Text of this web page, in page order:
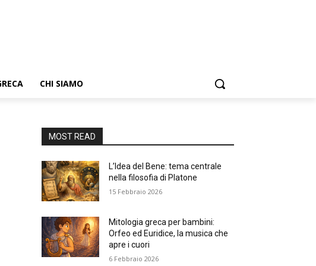
CHI SIAMO
MOST READ
L’Idea del Bene: tema centrale
nella filosofia di Platone
15 Febbraio 2026
Mitologia greca per bambini:
Orfeo ed Euridice, la musica che
apre i cuori
6 Febbraio 2026